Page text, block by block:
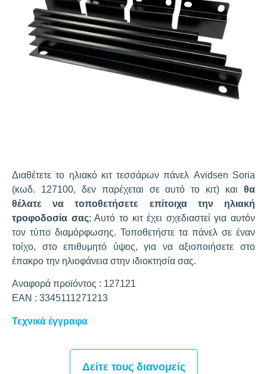
Διαθέτετε το ηλιακό κιτ τεσσάρων πάνελ Avidsen Soria
(κωδ. 127100, δεν παρέχεται σε αυτό το κιτ) και θα
θέλατε να τοποθετήσετε επίτοιχα την ηλιακή
τροφοδοσία σας; Αυτό το κιτ έχει σχεδιαστεί για αυτόν
τον τύπο διαμόρφωσης. Τοποθετήστε τα πάνελ σε έναν
τοίχο, στο επιθυμητό ύψος, για να αξιοποιήσετε στο
έπακρο την ηλιοφάνεια στην ιδιοκτησία σας.
Αναφορά προϊόντος : 127121
EAN : 3345111271213
Τεχνικά έγγραφα
Δείτε τους διανομείς